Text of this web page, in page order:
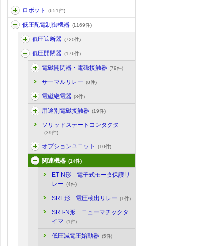
ロボット (651件)
低圧配電制御機器 (1169件)
低圧遮断器 (720件)
低圧開閉器 (176件)
電磁開閉器・電磁接触器 (79件)
サーマルリレー (8件)
電磁継電器 (3件)
用途別電磁接触器 (19件)
ソリッドステートコンタクタ
(39件)
オプションユニット (10件)
関連機器 (14件)
ET-N形 電子式モータ保護リ
レー (4件)
SRE形 電圧検出リレー (1件)
SRT-N形 ニューマチックタ
イマ (1件)
低圧減電圧始動器 (5件)